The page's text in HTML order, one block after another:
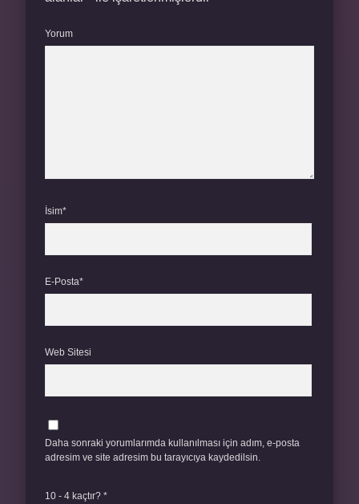
Yorum
İsim*
E-Posta*
Web Sitesi
Daha sonraki yorumlarımda kullanılması için adım, e-posta
adresim ve site adresim bu tarayıcıya kaydedilsin.
10 - 4 kaçtır? *